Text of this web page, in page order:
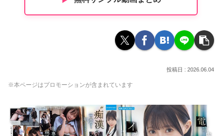
2026.06.04
※本ページはプロモーションが含まれています